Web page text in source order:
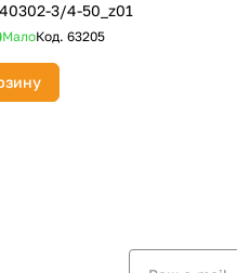
3/4-50_z01
МалоКод.63205